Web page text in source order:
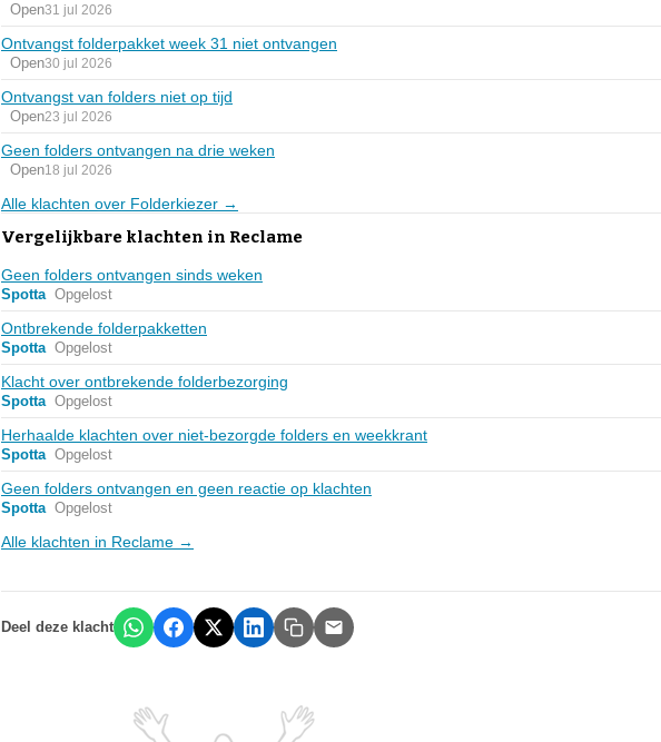
Open31 jul 2026
Ontvangst folderpakket week 31 niet ontvangen
Open30 jul 2026
Ontvangst van folders niet op tijd
Open23 jul 2026
Geen folders ontvangen na drie weken
Open18 jul 2026
Alle klachten over Folderkiezer →
Vergelijkbare klachten in Reclame
Geen folders ontvangen sinds weken
Spotta Opgelost
Ontbrekende folderpakketten
Spotta Opgelost
Klacht over ontbrekende folderbezorging
Spotta Opgelost
Herhaalde klachten over niet-bezorgde folders en weekkrant
Spotta Opgelost
Geen folders ontvangen en geen reactie op klachten
Spotta Opgelost
Alle klachten in Reclame →
Deel deze klacht